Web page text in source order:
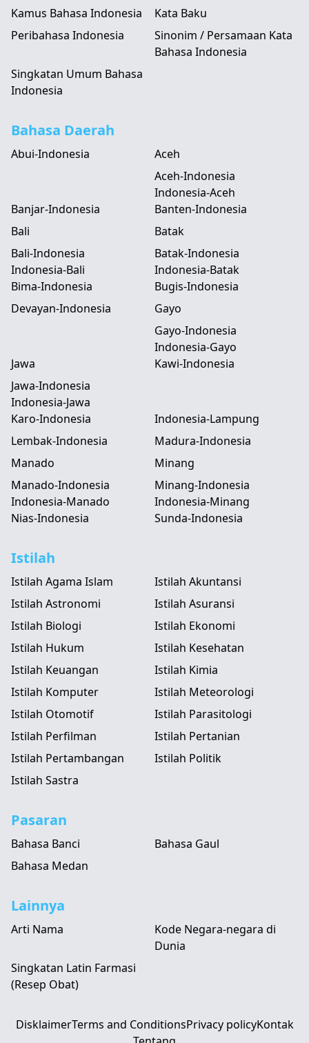
Kamus Bahasa Indonesia
Kata Baku
Peribahasa Indonesia
Sinonim / Persamaan Kata
Bahasa Indonesia
Singkatan Umum Bahasa
Indonesia
Bahasa Daerah
Abui-Indonesia
Aceh
Aceh-Indonesia
Indonesia-Aceh
Banjar-Indonesia
Banten-Indonesia
Bali
Bali-Indonesia
Indonesia-Bali
Batak
Batak-Indonesia
Indonesia-Batak
Bima-Indonesia
Bugis-Indonesia
Devayan-Indonesia
Gayo
Gayo-Indonesia
Indonesia-Gayo
Jawa
Jawa-Indonesia
Indonesia-Jawa
Kawi-Indonesia
Karo-Indonesia
Indonesia-Lampung
Lembak-Indonesia
Madura-Indonesia
Manado
Manado-Indonesia
Indonesia-Manado
Minang
Minang-Indonesia
Indonesia-Minang
Nias-Indonesia
Sunda-Indonesia
Istilah
Istilah Agama Islam
Istilah Akuntansi
Istilah Astronomi
Istilah Asuransi
Istilah Biologi
Istilah Ekonomi
Istilah Hukum
Istilah Kesehatan
Istilah Keuangan
Istilah Kimia
Istilah Komputer
Istilah Meteorologi
Istilah Otomotif
Istilah Parasitologi
Istilah Perfilman
Istilah Pertanian
Istilah Pertambangan
Istilah Politik
Istilah Sastra
Pasaran
Bahasa Banci
Bahasa Gaul
Bahasa Medan
Lainnya
Arti Nama
Kode Negara-negara di
Dunia
Singkatan Latin Farmasi
(Resep Obat)
DisklaimerTerms and ConditionsPrivacy policyKontak